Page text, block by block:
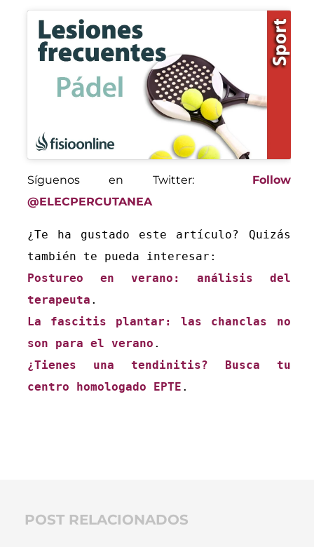
Síguenos en Twitter: Follow
@ELECPERCUTANEA
¿Te ha gustado este artículo? Quizás
Postureo en verano: análisis del
terapeuta
La fascitis plantar: las chanclas no
son para el verano
¿Tienes una tendinitis? Busca tu
centro homologado EPTE .
POST RELACIONADOS